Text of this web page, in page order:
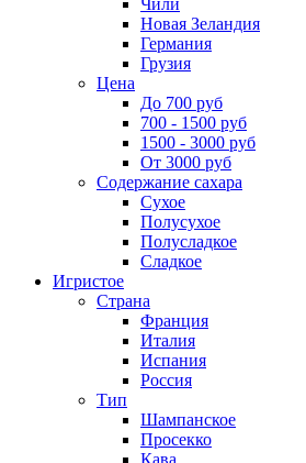
Новая Зеландия
Германия
Грузия
Цена
До 700 руб
700 - 1500 руб
1500 - 3000 руб
От 3000 руб
Содержание сахара
Сухое
Полусухое
Полусладкое
Сладкое
Игристое
Страна
Франция
Италия
Испания
Россия
Тип
Шампанское
Просекко
Кава